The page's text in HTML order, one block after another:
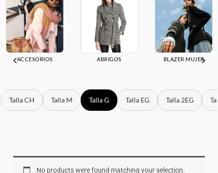
ACCESORIOS ABRIGOS BLAZER MUJER
Talla CH Talla M Talla G Talla EG Talla 2EG
No products were found matching your selection.